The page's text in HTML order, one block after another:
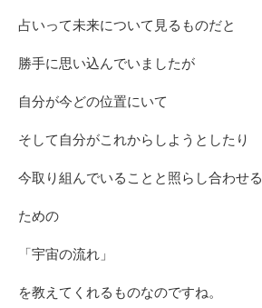
占いって未来について見るものだと
勝手に思い込んでいましたが
自分が今どの位置にいて
そして自分がこれからしようとしたり
今取り組んでいることと照らし合わせる
ための
「宇宙の流れ」
を教えてくれるものなのですね。